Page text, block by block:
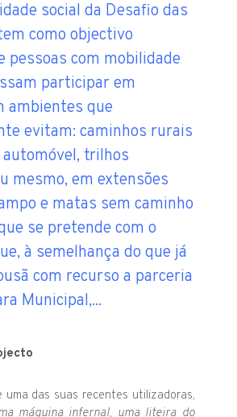
social da Desafio das
como objectivo
pessoas com mobilidade
participar em
ambientes que
evitam: caminhos rurais
automóvel, trilhos
mesmo, em extensões
e matas sem caminho
se pretende com o
à semelhança do que já
com recurso a parceria
Municipal,...
uma das suas recentes utilizadoras,
máquina infernal, uma liteira do